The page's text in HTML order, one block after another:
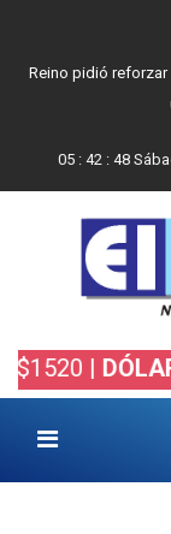
Vecinos,
de Ley
05 : 42 : 49
| DÓLAR